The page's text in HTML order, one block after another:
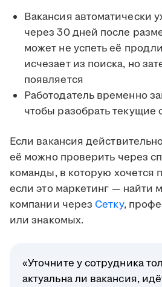
Вакансия автоматически
через 30 дней после
может не успеть её
исчезает из поиска, но
появляется
Работодатель временно
чтобы разобрать текущие
Если вакансия
её можно проверить через
команды, в которую хочется
если это маркетинг — найти
компании через Сетку,
или знакомых.
«Уточните у сотрудника
актуальна ли вакансия,